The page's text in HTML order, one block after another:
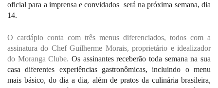
oficial para a imprensa e convidados  será na próxima semana, dia
14.
O cardápio conta com três menus diferenciados, todos com a
assinatura do Chef Guilherme Morais, proprietário e idealizador
do Moranga Clube. Os assinantes receberão toda semana na sua
casa diferentes experiências gastronômicas, incluindo o menu
mais básico, do dia a dia, além de pratos da culinária brasileira,